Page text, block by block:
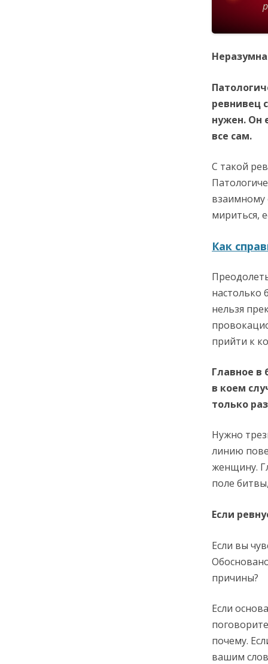
ревнивец
нужен. Он
все сам.
С такой
взаимному
мириться,
Как
настолько
нельзя
прийти к
Главное в
в коем
только
Нужно
линию
женщину.
поле
Если
Если вы
причины?
Если
почему.
вашим